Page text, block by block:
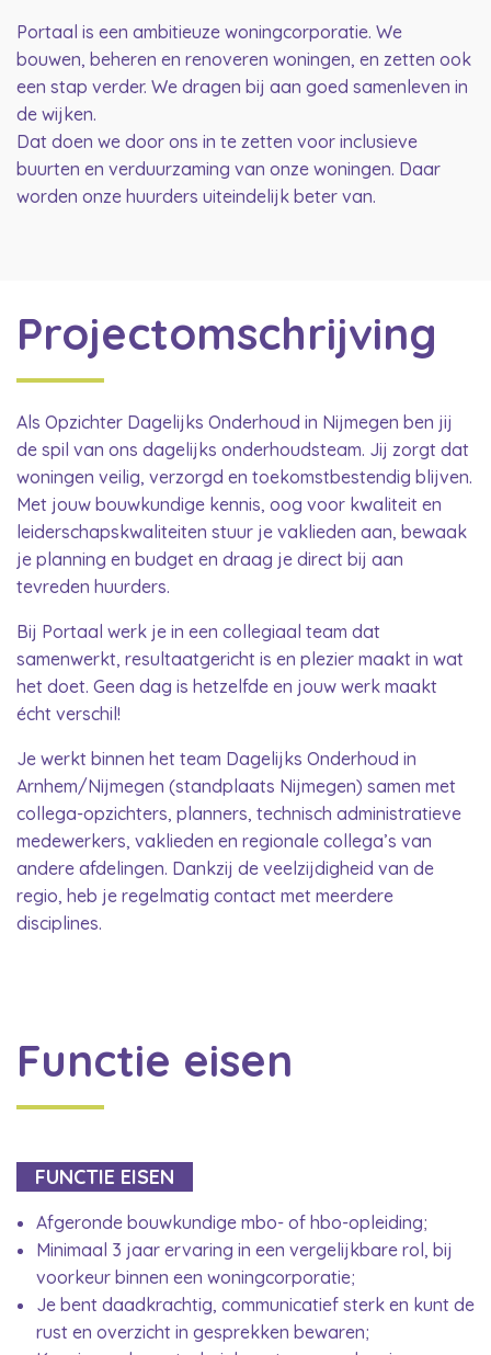
Portaal is een ambitieuze woningcorporatie. We
bouwen, beheren en renoveren woningen, en zetten ook
een stap verder. We dragen bij aan goed samenleven in
de wijken.
Dat doen we door ons in te zetten voor inclusieve
buurten en verduurzaming van onze woningen. Daar
worden onze huurders uiteindelijk beter van.
Projectomschrijving
Als Opzichter Dagelijks Onderhoud in Nijmegen ben jij
de spil van ons dagelijks onderhoudsteam. Jij zorgt dat
woningen veilig, verzorgd en toekomstbestendig blijven.
Met jouw bouwkundige kennis, oog voor kwaliteit en
leiderschapskwaliteiten stuur je vaklieden aan, bewaak
je planning en budget en draag je direct bij aan
tevreden huurders.
Bij Portaal werk je in een collegiaal team dat
samenwerkt, resultaatgericht is en plezier maakt in wat
het doet. Geen dag is hetzelfde en jouw werk maakt
écht verschil!
Je werkt binnen het team Dagelijks Onderhoud in
Arnhem/Nijmegen (standplaats Nijmegen) samen met
collega-opzichters, planners, technisch administratieve
medewerkers, vaklieden en regionale collega’s van
andere afdelingen. Dankzij de veelzijdigheid van de
regio, heb je regelmatig contact met meerdere
disciplines.
Functie eisen
FUNCTIE EISEN
Afgeronde bouwkundige mbo- of hbo-opleiding;
Minimaal 3 jaar ervaring in een vergelijkbare rol, bij
voorkeur binnen een woningcorporatie;
Je bent daadkrachtig, communicatief sterk en kunt de
rust en overzicht in gesprekken bewaren;